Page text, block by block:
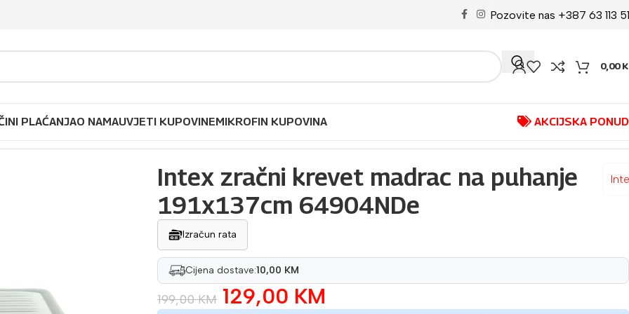
Pozovite nas +387 63 113
0,00
PLAĆANJAO NAMAUVJETI KUPOVINEMIKROFIN KUPOVINA AKCIJSKA
Intex zračni krevet madrac na puhanje
191x137cm 64904NDe
Izračun rata
Cijena dostave:10,00 KM
199,00KM 129,00 KM